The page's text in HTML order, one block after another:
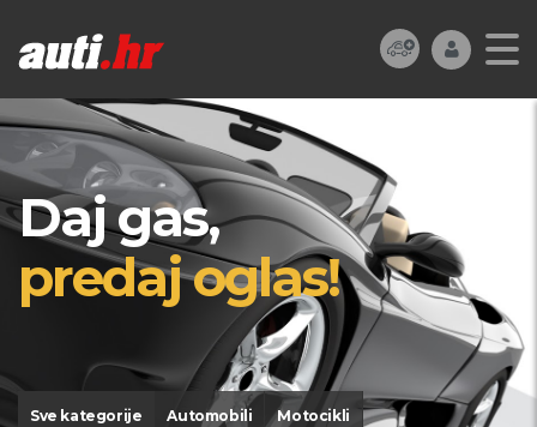
Daj gas,
predaj oglas!
Sve kategorije Automobili Motocikli